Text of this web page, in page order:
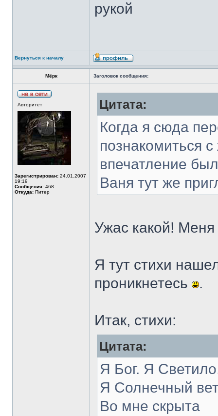
рукой
Вернуться к началу
Мёрк Заголовок сообщения:
Авторитет
Зарегистрирован: 24.01.2007
19:19
Сообщения: 468
Откуда: Питер
Цитата:
Когда я сюда
познакомиться
впечатление
Ваня тут же
Ужас какой!
Я тут стихи
проникнетесь
.
Итак, стихи:
Цитата:
Я Бог. Я
Я Солнечный
Во мне скрыта